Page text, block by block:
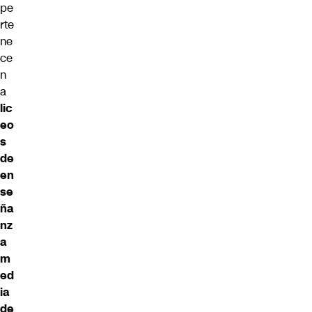
pe
rte
ne
ce
n
a
lic
eo
s
de
en
se
ña
nz
a
m
ed
ia
de